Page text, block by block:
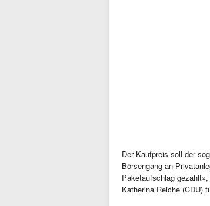
Der Kaufpreis soll der
Börsengang an
Paketaufschlag
Katherina Reiche (CDU)